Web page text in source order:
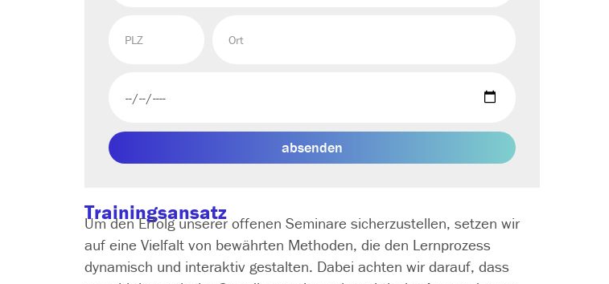
absenden
Trainingsansatz
Um den Erfolg unserer offenen Seminare sicherzustellen, setzen wir
auf eine Vielfalt von bewährten Methoden, die den Lernprozess
dynamisch und interaktiv gestalten. Dabei achten wir darauf, dass